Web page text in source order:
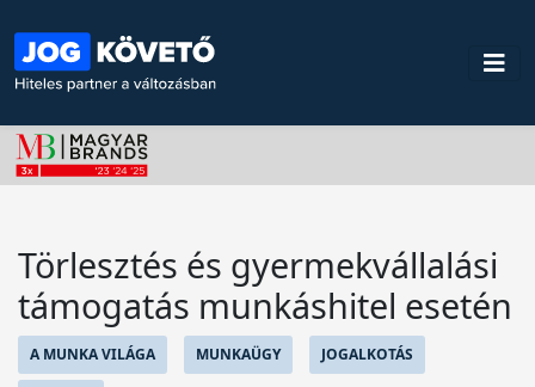
Törlesztés és gyermekvállalási
támogatás munkáshitel esetén
A MUNKA VILÁGA MUNKAÜGY JOGALKOTÁS